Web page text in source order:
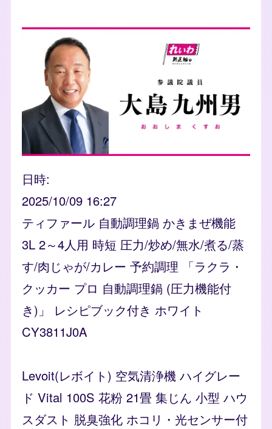
日時
2025/10/09 16:27
ティファール 自動調理鍋 かきまぜ機能
3L 2～4人用 時短 圧力/炒め/無水/煮る/蒸
す/肉じゃが/カレー 予約調理 「ラクラ・
クッカー プロ 自動調理鍋 (圧力機能付
き)」 レシピブック付き ホワイト
CY3811J0A
Levoit(レボイト) 空気清浄機 ハイグレー
ド Vital 100S 花粉 21畳 集じん 小型 ハウ
スダスト 脱臭強化 ホコリ・光センサー付